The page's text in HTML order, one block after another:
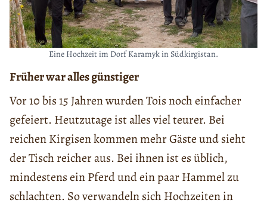
Eine Hochzeit im Dorf Karamyk in Südkirgistan.
Früher war alles günstiger
Vor 10 bis 15 Jahren wurden Tois noch einfacher
gefeiert. Heutzutage ist alles viel teurer. Bei
reichen Kirgisen kommen mehr Gäste und sieht
der Tisch reicher aus. Bei ihnen ist es üblich,
mindestens ein Pferd und ein paar Hammel zu
schlachten. So verwandeln sich Hochzeiten in